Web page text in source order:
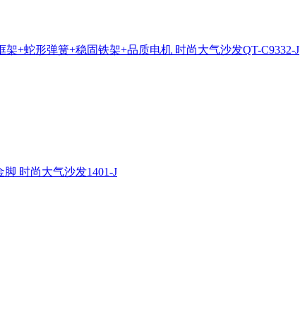
+蛇形弹簧+稳固铁架+品质电机 时尚大气沙发QT-C9332-J
时尚大气沙发1401-J